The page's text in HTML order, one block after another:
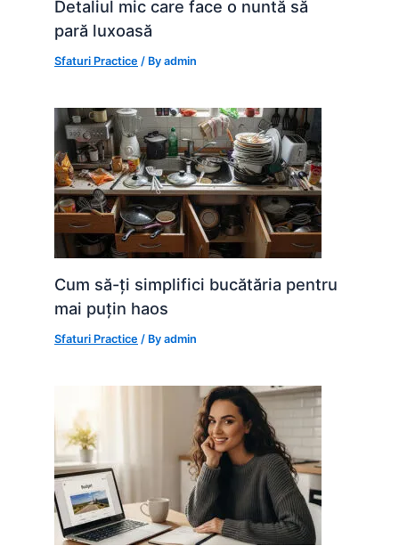
Detaliul mic care face o nuntă să
pară luxoasă
Sfaturi Practice / Byadmin
Cum să-ți simplifici bucătăria pentru
mai puțin haos
Sfaturi Practice / Byadmin